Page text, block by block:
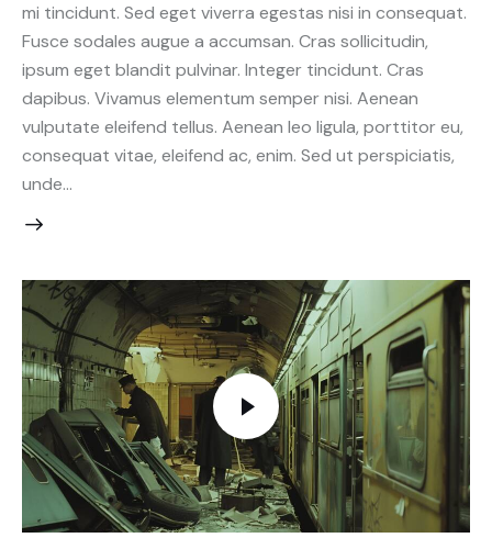
mi tincidunt. Sed eget viverra egestas nisi in consequat.
Fusce sodales augue a accumsan. Cras sollicitudin,
ipsum eget blandit pulvinar. Integer tincidunt. Cras
dapibus. Vivamus elementum semper nisi. Aenean
vulputate eleifend tellus. Aenean leo ligula, porttitor eu,
consequat vitae, eleifend ac, enim. Sed ut perspiciatis,
unde…